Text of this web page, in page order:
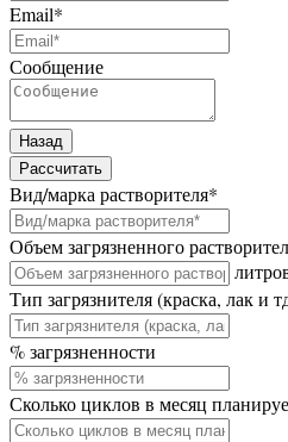
Email*
Сообщение
Назад
Рассчитать
Вид/марка растворителя*
Объем загрязненного
Тип загрязнителя (краска, лак и
% загрязненности
Сколько циклов в месяц